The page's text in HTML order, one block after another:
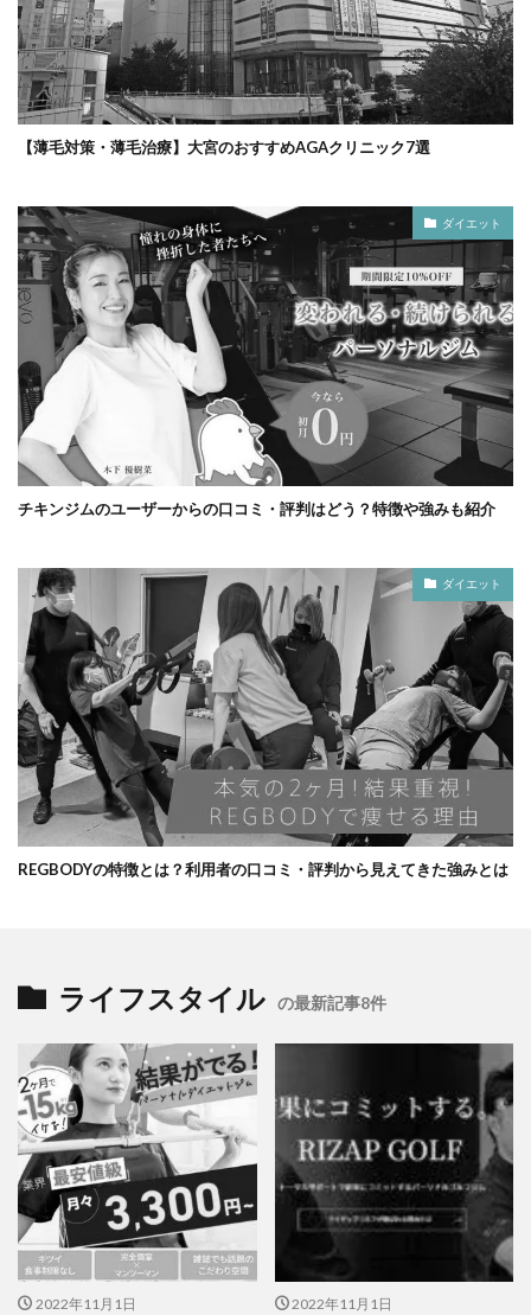
【薄毛対策・薄毛治療】大宮のおすすめAGAクリニック7選
ダイエット
チキンジムのユーザーからの口コミ・評判はどう？特徴や強みも紹介
ダイエット
REGBODYの特徴とは？利用者の口コミ・評判から見えてきた強みとは
ライフスタイル の最新記事8件
2022年11月1日
2022年11月1日